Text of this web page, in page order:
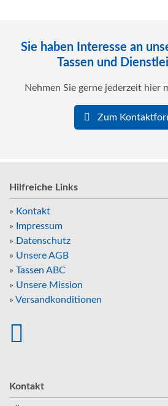
Sie haben Interesse an
Tassen und
Nehmen Sie gerne jederzeit hier
Zum
Hilfreiche Links
» Kontakt
»
Impressum
» Datenschutz
» Unsere AGB
» Tassen ABC
» Unsere Mission
» Versandkonditionen
Kontakt